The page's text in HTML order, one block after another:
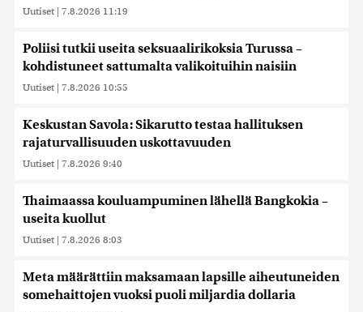
Uutiset | 7.8.2026 11:19
Poliisi tutkii useita seksuaalirikoksia Turussa –
kohdistuneet sattumalta valikoituihin naisiin
Uutiset | 7.8.2026 10:55
Keskustan Savola: Sikarutto testaa hallituksen
rajaturvallisuuden uskottavuuden
Uutiset | 7.8.2026 9:40
Thaimaassa kouluampuminen lähellä Bangkokia –
useita kuollut
Uutiset | 7.8.2026 8:03
Meta määrättiin maksamaan lapsille aiheutuneiden
somehaittojen vuoksi puoli miljardia dollaria